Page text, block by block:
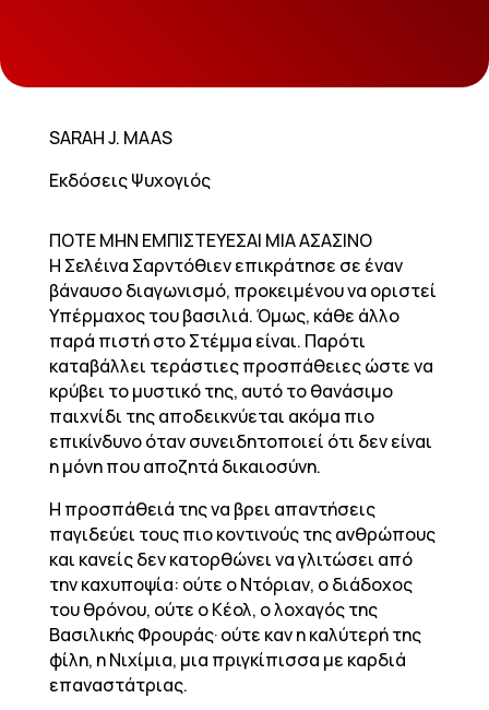
SARAH J. MAAS
Εκδόσεις Ψυχογιός
ΠΟΤΕ ΜΗΝ ΕΜΠΙΣΤΕΥΕΣΑΙ ΜΙΑ ΑΣΑΣΙΝΟ
Η Σελέινα Σαρντόθιεν επικράτησε σε έναν
βάναυσο διαγωνισμό, προκειμένου να οριστεί
Υπέρμαχος του βασιλιά. Όμως, κάθε άλλο
παρά πιστή στο Στέμμα είναι. Παρότι
καταβάλλει τεράστιες προσπάθειες ώστε να
κρύβει το μυστικό της, αυτό το θανάσιμο
παιχνίδι της αποδεικνύεται ακόμα πιο
επικίνδυνο όταν συνειδητοποιεί ότι δεν είναι
η μόνη που αποζητά δικαιοσύνη.
Η προσπάθειά της να βρει απαντήσεις
παγιδεύει τους πιο κοντινούς της ανθρώπους
και κανείς δεν κατορθώνει να γλιτώσει από
την καχυποψία: ούτε ο Ντόριαν, ο διάδοχος
του θρόνου, ούτε ο Κέολ, ο λοχαγός της
Βασιλικής Φρουράς· ούτε καν η καλύτερή της
φίλη, η Νιχίμια, μια πριγκίπισσα με καρδιά
επαναστάτριας.